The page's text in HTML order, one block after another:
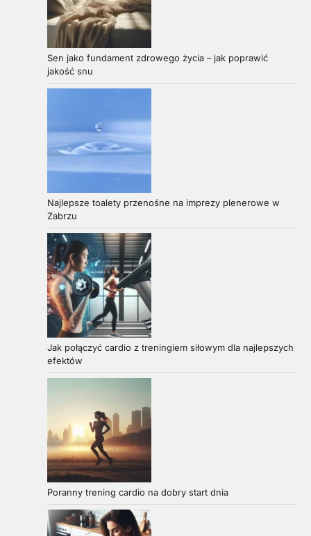
Sen jako fundament zdrowego życia – jak poprawić
jakość snu
Najlepsze toalety przenośne na imprezy plenerowe w
Zabrzu
Jak połączyć cardio z treningiem siłowym dla najlepszych
efektów
Poranny trening cardio na dobry start dnia